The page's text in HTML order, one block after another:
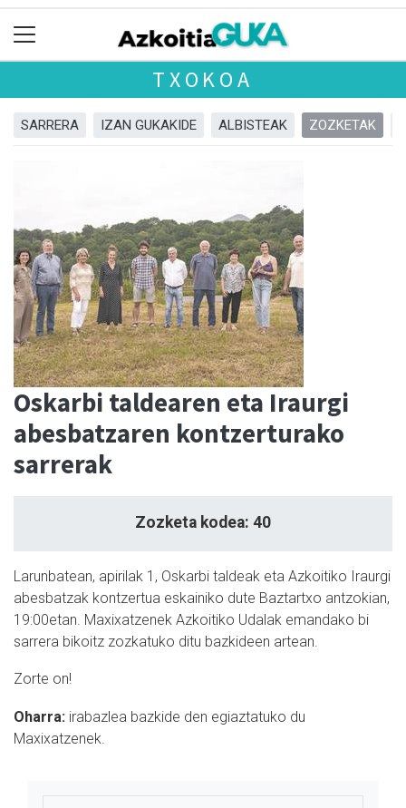
TXOKOA
SARRERA IZAN GUKAKIDE ALBISTEAK ZOZKETAK
Oskarbi taldearen eta Iraurgi
abesbatzaren kontzerturako
sarrerak
Zozketa kodea: 40
Larunbatean, apirilak 1, Oskarbi taldeak eta Azkoitiko Iraurgi
abesbatzak kontzertua eskainiko dute Baztartxo antzokian,
19:00etan. Maxixatzenek Azkoitiko Udalak emandako bi
sarrera bikoitz zozkatuko ditu bazkideen artean.
Zorte on!
Oharra: irabazlea bazkide den egiaztatuko du
Maxixatzenek.